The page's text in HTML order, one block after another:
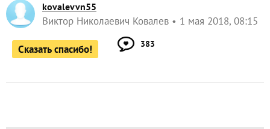
kovalevvn55
Виктор Николаевич Ковалев 1 мая 2018, 08:15
Сказать спасибо! 383